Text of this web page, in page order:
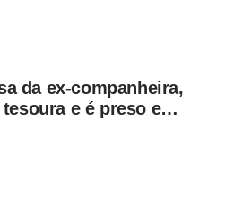
da ex-companheira,
e é preso em